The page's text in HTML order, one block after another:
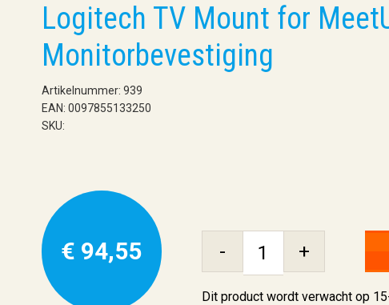
Logitech TV Mount for
Monitorbevestiging
Artikelnummer: 939
EAN: 0097855133250
SKU:
€ 94,55 - +
Dit product wordt verwacht op